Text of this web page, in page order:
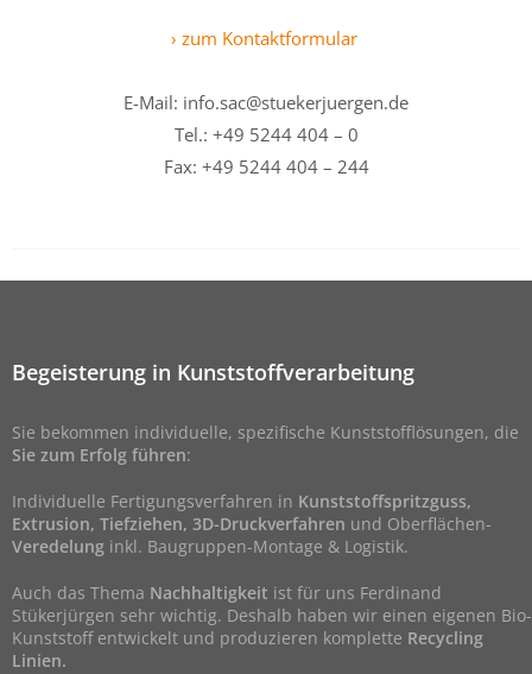
› zum Kontaktformular
E-Mail: info.sac@stuekerjuergen.de
Tel.: +49 5244 404 – 0
Fax: +49 5244 404 – 244
Begeisterung in Kunststoffverarbeitung
Sie bekommen individuelle, spezifische Kunststofflösungen, die
Sie zum Erfolg führen:
Individuelle Fertigungsverfahren in Kunststoffspritzguss,
Extrusion, Tiefziehen, 3D-Druckverfahren und Oberflächen-
Veredelung inkl. Baugruppen-Montage & Logistik.
Auch das Thema Nachhaltigkeit ist für uns Ferdinand
Stükerjürgen sehr wichtig. Deshalb haben wir einen eigenen Bio-
Kunststoff entwickelt und produzieren komplette Recycling
Linien.